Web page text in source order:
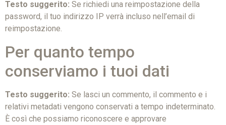
Testo suggerito: Se richiedi una reimpostazione della
password, il tuo indirizzo IP verrà incluso nell’email di
reimpostazione.
Per quanto tempo
conserviamo i tuoi dati
Testo suggerito: Se lasci un commento, il commento e i
relativi metadati vengono conservati a tempo indeterminato.
È così che possiamo riconoscere e approvare